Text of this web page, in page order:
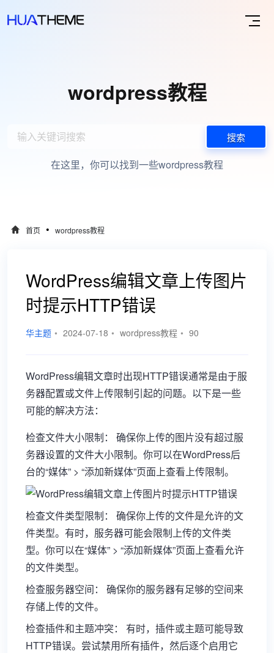
wordpress教程
搜索
在这里，你可以找到一些wordpress教程
首页 • wordpress教程
WordPress编辑文章上传图片
时提示HTTP错误
华主题 • 2024-07-18 • wordpress教程 • 90
WordPress编辑文章时出现HTTP错误通常是由于服
务器配置或文件上传限制引起的问题。以下是一些
可能的解决方法：
检查文件大小限制： 确保你上传的图片没有超过服
务器设置的文件大小限制。你可以在WordPress后
台的“媒体” > “添加新媒体”页面上查看上传限制。
检查文件类型限制： 确保你上传的文件是允许的文
件类型。有时，服务器可能会限制上传的文件类
型。你可以在“媒体” > “添加新媒体”页面上查看允许
的文件类型。
检查服务器空间： 确保你的服务器有足够的空间来
存储上传的文件。
检查插件和主题冲突： 有时，插件或主题可能导致
HTTP错误。尝试禁用所有插件，然后逐个启用它